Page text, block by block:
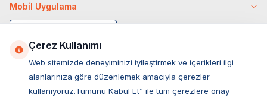
Mobil Uygulama
Çerez Kullanımı
Web sitemizde deneyiminizi iyileştirmek ve içerikleri ilgi
alanlarınıza göre düzenlemek amacıyla çerezler
kullanıyoruz.Tümünü Kabul Et” ile tüm çerezlere onay